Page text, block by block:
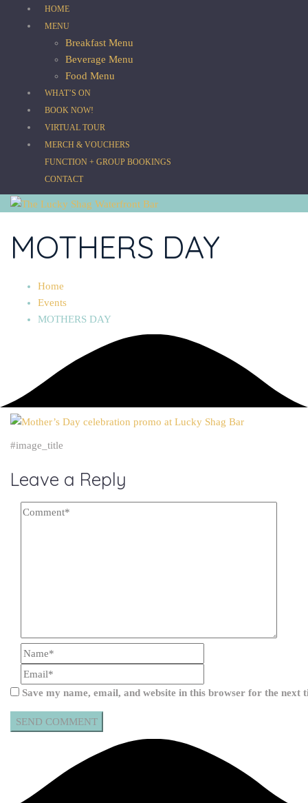
HOME
MENU
Breakfast Menu
Beverage Menu
Food Menu
WHAT’S ON
BOOK NOW!
VIRTUAL TOUR
MERCH & VOUCHERS
FUNCTION + GROUP BOOKINGS
CONTACT
MOTHERS DAY
Home
Events
MOTHERS DAY
#image_title
Leave a Reply
Save my name, email, and website in this browser for the next